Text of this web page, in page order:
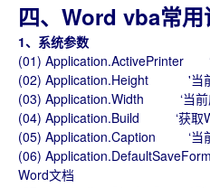
四、Word vba常用
1、系统参数
(01) Application.ActivePrinter
(02) Application.Height '当前
(03) Application.Width ‘当前
(04) Application.Build ‘获取
(05) Application.Caption ‘当
(06)
Word文档